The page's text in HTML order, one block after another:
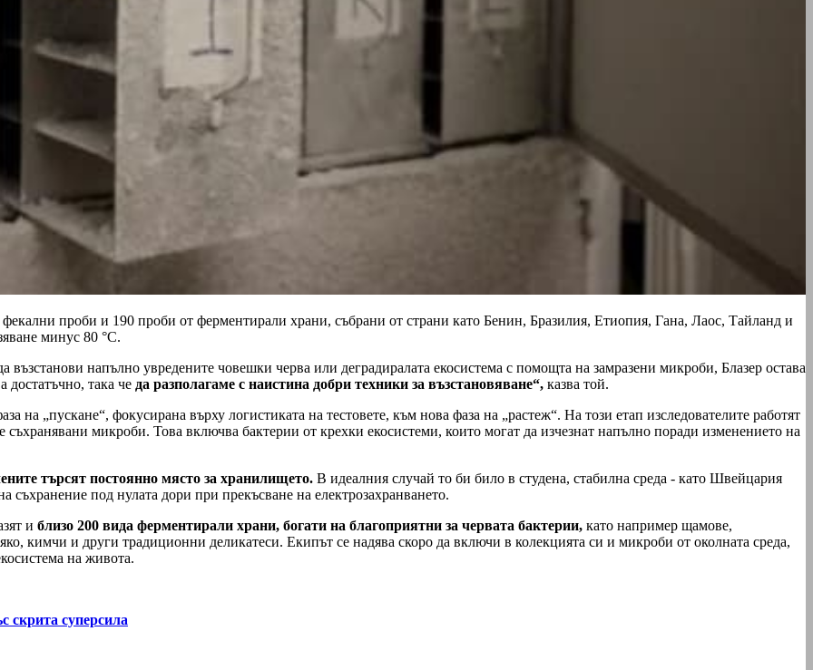
проби и 190 проби от ферментирали храни, събрани от страни като Бенин, Бразилия, Етиопия, Гана, Лаос, Тайланд и
минус 80 °C.
възстанови напълно увредените човешки черва или деградиралата екосистема с помощта на замразени микроби, Блазер остава
достатъчно, така че да разполагаме с наистина добри техники за възстановяване“, казва той.
на „пускане“, фокусирана върху логистиката на тестовете, към нова фаза на „растеж“. На този етап изследователите работят
съхранявани микроби. Това включва бактерии от крехки екосистеми, които могат да изчезнат напълно поради изменението на
търсят постоянно място за хранилището. В идеалния случай то би било в студена, стабилна среда - като Швейцария
под нулата дори при прекъсване на електрозахранването.
и близо 200 вида ферментирали храни, богати на благоприятни за червата бактерии, като например щамове,
кимчи и други традиционни деликатеси. Екипът се надява скоро да включи в колекцията си и микроби от околната среда,
на живота.
скрита суперсила